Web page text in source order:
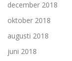
december 2018
oktober 2018
augusti 2018
juni 2018